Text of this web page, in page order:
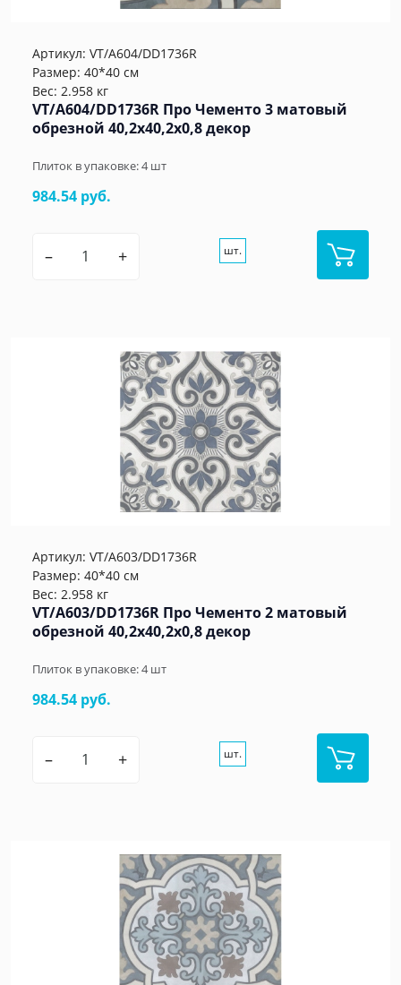
Артикул: VT/A604/DD1736R
Размер: 40*40 см
Вес: 2.958 кг
VT/A604/DD1736R Про Чементо 3 матовый
обрезной 40,2x40,2x0,8 декор
Плиток в упаковке:4шт
984.54 руб.
– + шт.
Артикул: VT/A603/DD1736R
Размер: 40*40 см
Вес: 2.958 кг
VT/A603/DD1736R Про Чементо 2 матовый
обрезной 40,2x40,2x0,8 декор
Плиток в упаковке:4шт
984.54 руб.
– + шт.